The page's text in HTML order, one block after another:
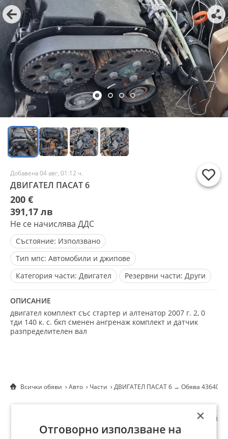
Добавена 04 авг, 01:12 ч.
ДВИГАТЕЛ ПАСАТ 6
200 €
391,17 лв
Не се начислява ДДС
Състояние: Използвано
Тип мпс: Автомобили и джипове
Категория части: Двигател Резервни части: Други
ОПИСАНИЕ
двигател комплект със стартер и алтенатор 2007 г. 2, 0
тди 140 к. с. бкп сменен ангренаж комплект и датчик
разпределителен вал
Всички обяви Авто Части ДВИГАТЕЛ ПАСАТ 6 → Обява
Докладвай
×
Отговорно използване на